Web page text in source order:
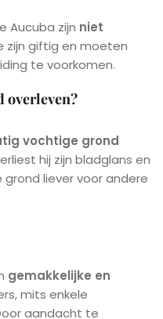
Aucuba zijn niet
zijn giftig en moeten
te voorkomen.
overleven?
vochtige grond
hij zijn bladglans en
grond liever voor andere
gemakkelijke en
mits enkele
aandacht te